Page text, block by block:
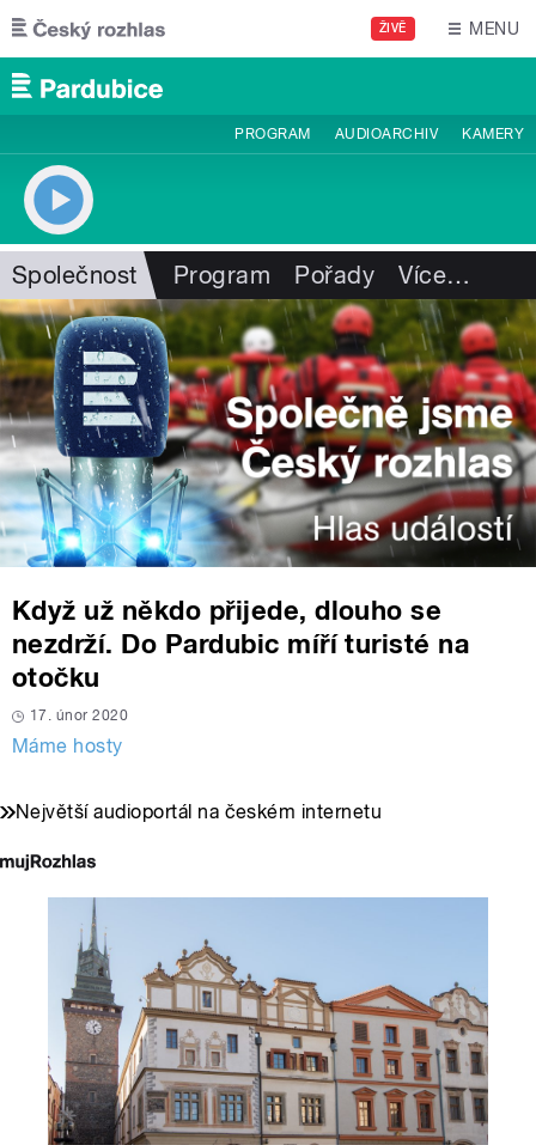
Přejít k hlavnímu obsahu
ŽIVĚ MENU
PROGRAM AUDIOARCHIV KAMERY
Společnost Program Pořady Více…
Když už někdo přijede, dlouho se
nezdrží. Do Pardubic míří turisté na
otočku
17. únor 2020
Máme hosty
Největší audioportál na českém internetu